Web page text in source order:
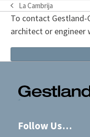
previous
post:
La Cambrija
To contact Gestland-
architect or engineer
Follow Us…